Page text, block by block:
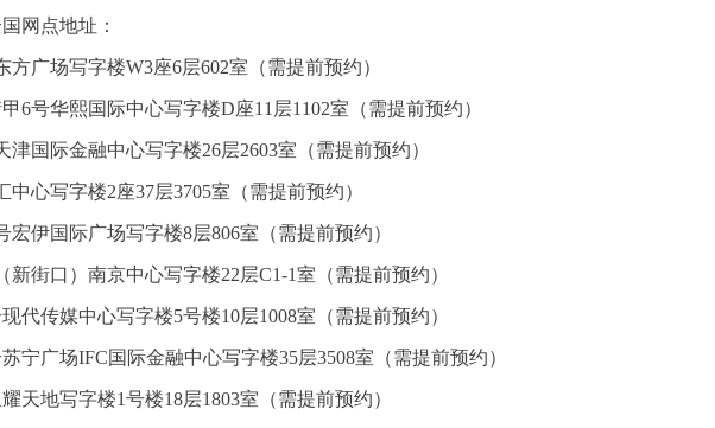
网点地址：
广场写字楼W3座6层602室（需提前预约）
6号华熙国际中心写字楼D座11层1102室（需提前预约）
津国际金融中心写字楼26层2603室（需提前预约）
中心写字楼2座37层3705室（需提前预约）
宏伊国际广场写字楼8层806室（需提前预约）
街口）南京中心写字楼22层C1-1室（需提前预约）
代传媒中心写字楼5号楼10层1008室（需提前预约）
宁广场IFC国际金融中心写字楼35层3508室（需提前预约）
天地写字楼1号楼18层1803室（需提前预约）